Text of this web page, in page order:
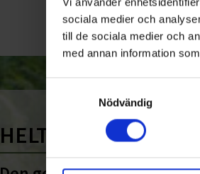
sociala medier och
till de sociala medier och
med annan information
Nödvändig
HELT ENKELT